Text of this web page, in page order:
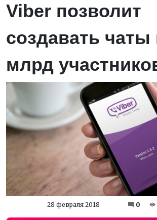
Viber позволит
создавать чаты
млрд
28 февраля 2018 0